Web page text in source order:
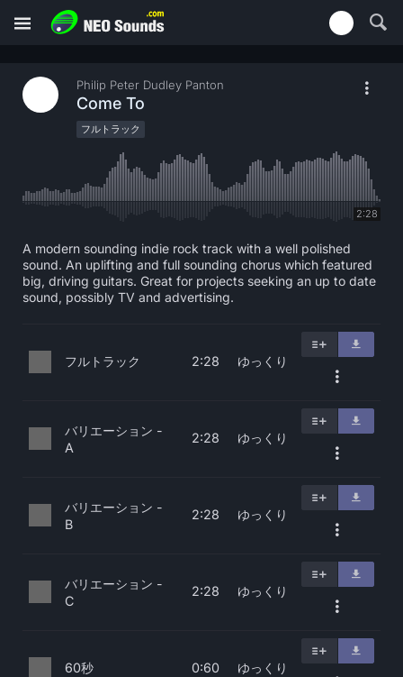
Philip Peter Dudley Panton
Come To
フルトラック
2:28
A modern sounding indie rock track with a well polished
sound. An uplifting and full sounding chorus which featured
big, driving guitars. Great for projects seeking an up to date
sound, possibly TV and advertising.
フルトラック 2:28 ゆっくり
バリエーション -
A
2:28 ゆっくり
バリエーション -
B
2:28 ゆっくり
バリエーション -
C
2:28 ゆっくり
60秒 0:60 ゆっくり